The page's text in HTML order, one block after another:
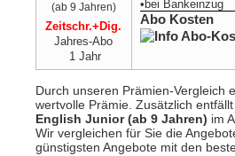
(ab 9 Jahren)
Zeitschr.+Dig.
Jahres-Abo
1 Jahr
• bei Bankeinzug
Abo Kosten
Durch unseren Prämien-Vergleich
wertvolle Prämie. Zusätzlich
English Junior (ab 9 Jahren) im
Wir vergleichen für Sie die
günstigsten Angebote mit den